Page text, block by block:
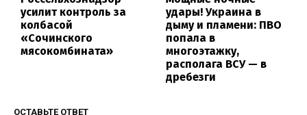
усилит контроль за
колбасой
«Сочинского
мясокомбината»
удары! Украина в
дыму и пламени: ПВО
попала в
многоэтажку,
располага ВСУ — в
дребезги
ОСТАВЬТЕ ОТВЕТ